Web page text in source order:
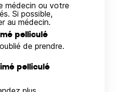
médecin ou votre
Si possible,
au médecin.
pelliculé
de prendre.
pelliculé